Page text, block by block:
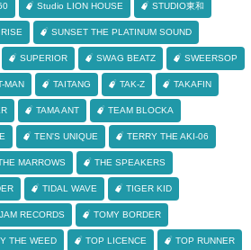
Studio LION HOUSE STUDIO東和
SUNSET THE PLATINUM SOUND
SUPERIOR SWAG BEATZ SWEERSOP
MAN TAITANG TAK-Z TAKAFIN
TAMA ANT TEAM BLOCKA
TEN'S UNIQUE TERRY THE AKI-06
MARROWS THE SPEAKERS
TIDAL WAVE TIGER KID
RECORDS TOMY BORDER
THE WEED TOP LICENCE TOP RUNNER